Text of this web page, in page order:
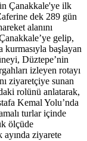
Çanakkale'ye ilk
dek 289 gün
alanını
gelip,
kurmasıyla başlayan
Düztepe’nin
izleyen rotayı
ziyaretçiye sunan
rolünü anlatarak,
Kemal Yolu’nda
turlar içinde
ölçüde
ziyarete